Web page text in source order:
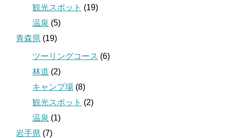
観光スポット (19)
温泉 (5)
青森県 (19)
ツーリングコース (6)
林道 (2)
キャンプ場 (8)
観光スポット (2)
温泉 (1)
岩手県 (7)